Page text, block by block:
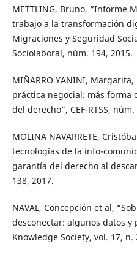
METTLING, Bruno, “Informe
trabajo a la transformación
Migraciones y Seguridad
Sociolaboral, núm. 194, 2015.
MIÑARRO YANINI,
práctica negocial: más forma
del derecho”, CEF-RTSS,
MOLINA NAVARRETE,
tecnologías de la info-
garantía del derecho al
138, 2017.
NAVAL, Concepción et al,
desconectar: algunos datos
Knowledge Society, vol. 17, n.